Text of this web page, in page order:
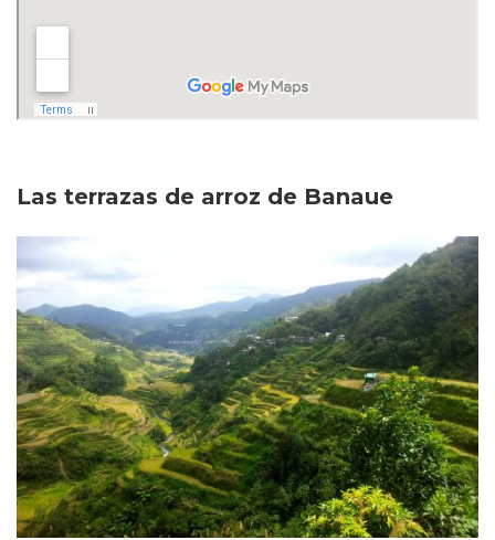
Las terrazas de arroz de Banaue